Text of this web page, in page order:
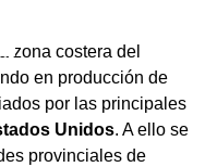
zona costera del
en producción de
por las principales
Unidos. A ello se
provinciales de